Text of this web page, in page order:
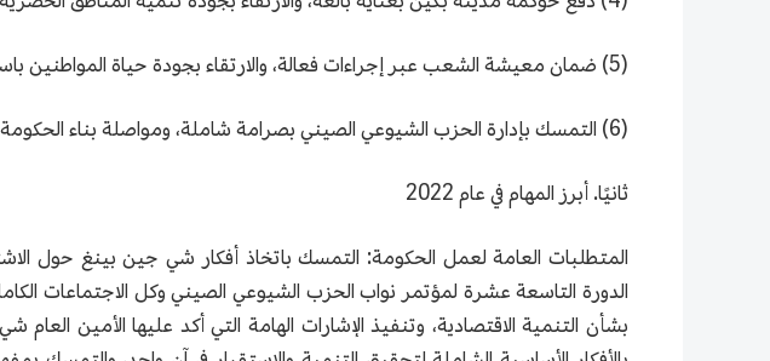
(5) ضمان معيشة الشعب عبر إجراءات فعالة، والارتقاء بجودة حياة المواطنين باستمرار.
(6) التمسك بإدارة الحزب الشيوعي الصيني بصرامة شاملة، ومواصلة بناء الحكومة باستمرار.
ثانيًا. أبرز المهام في عام 2022
المتطلبات العامة لعمل الحكومة: التمسك باتخاذ أفكار شي جين بينغ حول
الدورة التاسعة عشرة لمؤتمر نواب الحزب الشيوعي الصيني وكل الاجتماعات
بشأن التنمية الاقتصادية، وتنفيذ الإشارات الهامة التي أكد عليها الأمين